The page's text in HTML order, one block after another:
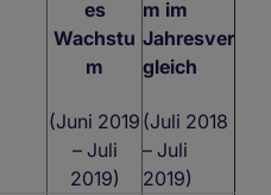
es
Wachstu
m
(Juni 2019
– Juli
2019)
m im
Jahresver
gleich
(Juli 2018
– Juli
2019)